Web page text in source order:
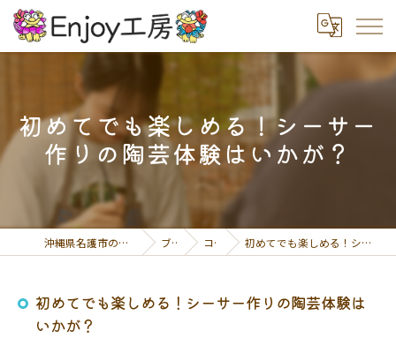
初めてでも楽しめる！シーサー
作りの陶芸体験はいかが？
沖縄県名護市の陶芸体験ならEnjoy工房 ブログ コラム 初めてでも楽しめる！シーサー作りの陶芸体験はいかが？
初めてでも楽しめる！シーサー作りの陶芸体験は
いかが？